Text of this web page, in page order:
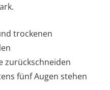
trockenen
zurückschneiden
fünf Augen stehen